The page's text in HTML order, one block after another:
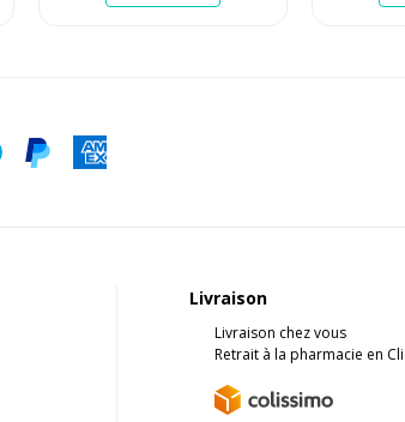
Livraison
Livraison chez vous
Retrait à la pharmacie en